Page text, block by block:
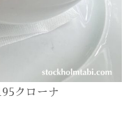
クローナ